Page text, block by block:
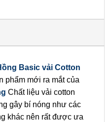
Basic vải Cotton
phẩm mới ra mắt của
Chất liệu vải cotton
gây bí nóng như các
khác nên rất được ưa